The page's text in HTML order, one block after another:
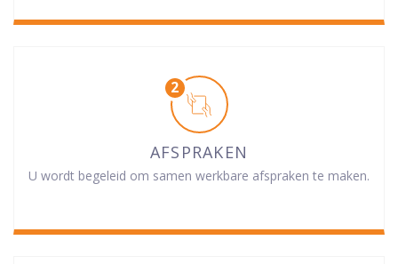
AFSPRAKEN
U wordt begeleid om samen werkbare afspraken te maken.